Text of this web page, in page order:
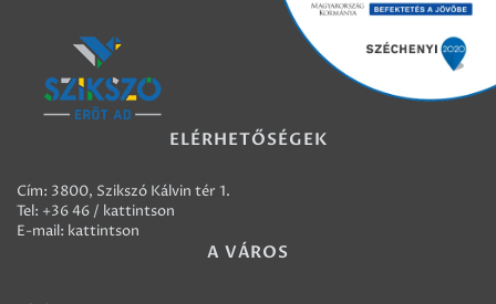
ELÉRHETŐSÉGEK
Cím: 3800, Szikszó Kálvin tér 1.
Tel: +36 46 / kattintson
E-mail: kattintson
A VÁROS